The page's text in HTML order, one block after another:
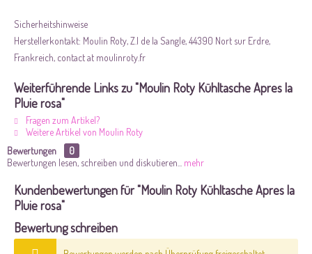
Sicherheitshinweise
Herstellerkontakt: Moulin Roty, Z.I de la Sangle, 44390 Nort sur Erdre,
Frankreich, contact at moulinroty.fr
Weiterführende Links zu "Moulin Roty Kühltasche Apres la
Pluie rosa"
Fragen zum Artikel?
Weitere Artikel von Moulin Roty
Bewertungen
0
Bewertungen lesen, schreiben und diskutieren...
mehr
Kundenbewertungen für "Moulin Roty Kühltasche Apres la
Pluie rosa"
Bewertung schreiben